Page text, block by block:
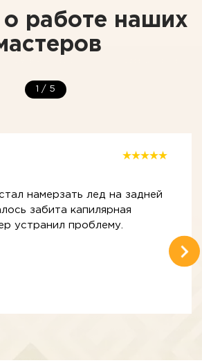
работе наших
1 / 5
намерзать лед на задней
забита капилярная
устранил проблему.